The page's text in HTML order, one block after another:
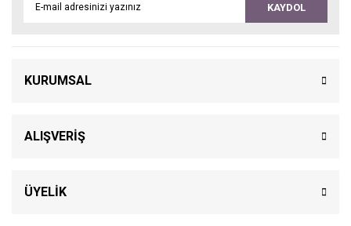
KAYDOL
KURUMSAL
ALIŞVERİŞ
ÜYELİK